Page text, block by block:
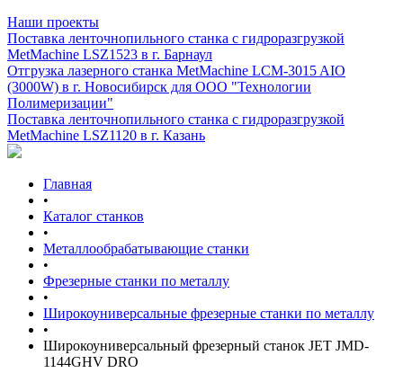
Наши проекты
Поставка ленточнопильного станка c гидроразгрузкой
MetMachine LSZ1523 в г. Барнаул
Отгрузка лазерного станка MetMachine LCM-3015 AIO
(3000W) в г. Новосибирск для ООО "Технологии
Полимеризации"
Поставка ленточнопильного станка c гидроразгрузкой
MetMachine LSZ1120 в г. Казань
Главная
•
Каталог станков
•
Металлообрабатывающие станки
•
Фрезерные станки по металлу
•
Широкоуниверсальные фрезерные станки по металлу
•
Широкоуниверсальный фрезерный станок JET JMD-
1144GHV DRO